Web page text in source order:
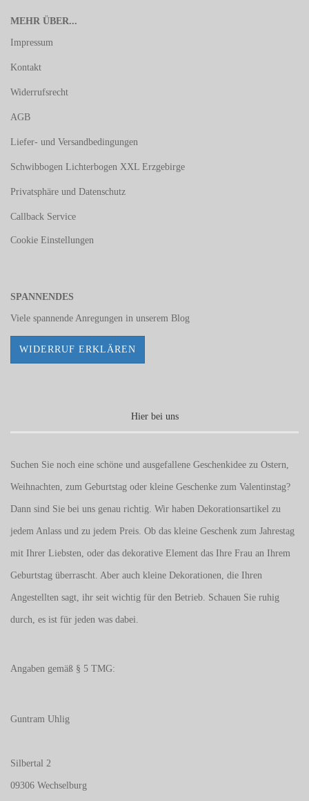
MEHR ÜBER...
Impressum
Kontakt
Widerrufsrecht
AGB
Liefer- und Versandbedingungen
Schwibbogen Lichterbogen XXL Erzgebirge
Privatsphäre und Datenschutz
Callback Service
Cookie Einstellungen
SPANNENDES
Viele spannende Anregungen in unserem Blog
WIDERRUF ERKLÄREN
Hier bei uns
Suchen Sie noch eine schöne und ausgefallene Geschenkidee zu Ostern,
Weihnachten, zum Geburtstag oder kleine Geschenke zum Valentinstag?
Dann sind Sie bei uns genau richtig. Wir haben Dekorationsartikel zu
jedem Anlass und zu jedem Preis. Ob das kleine Geschenk zum Jahrestag
mit Ihrer Liebsten, oder das dekorative Element das Ihre Frau an Ihrem
Geburtstag überrascht. Aber auch kleine Dekorationen, die Ihren
Angestellten sagt, ihr seit wichtig für den Betrieb. Schauen Sie ruhig
durch, es ist für jeden was dabei.
Angaben gemäß § 5 TMG:
Guntram Uhlig
Silbertal 2
09306 Wechselburg